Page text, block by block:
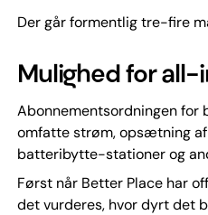
Der går formentlig tre-fire
Mulighed for all-
Abonnementsordningen for
omfatte strøm, opsætning
batteribytte-stationer og
Først når Better Place har
det vurderes, hvor dyrt det